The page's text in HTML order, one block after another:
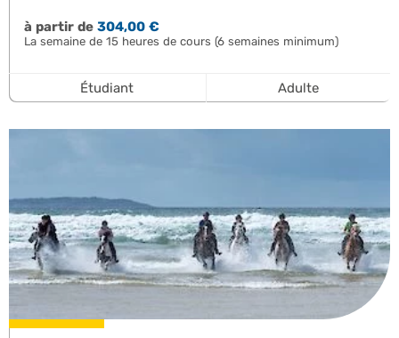
à partir de304,00 €
La semaine de 15 heures de cours (6 semaines minimum)
Étudiant Adulte